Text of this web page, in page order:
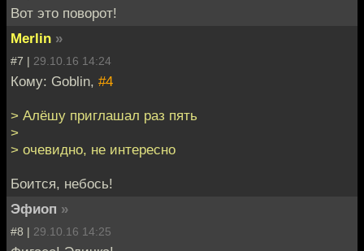
Вот это поворот!
Merlin »
#7 | 29.10.16 14:24
Кому: Goblin, #4
> Алёшу приглашал раз пять
>
> очевидно, не интересно
Боится, небось!
Эфиоп »
#8 | 29.10.16 14:25